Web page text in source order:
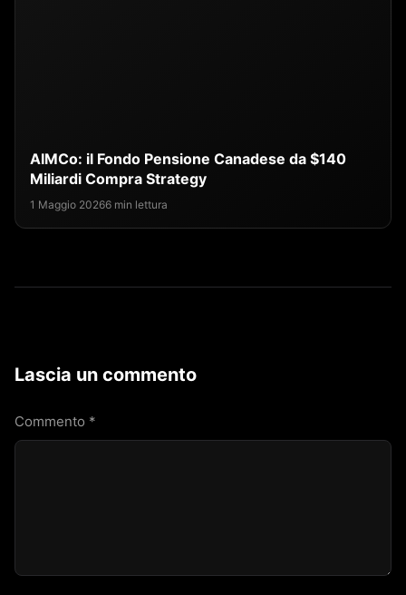
AIMCo: il Fondo Pensione Canadese da $140
Miliardi Compra Strategy
1 Maggio 20266 min lettura
Lascia un commento
Commento *